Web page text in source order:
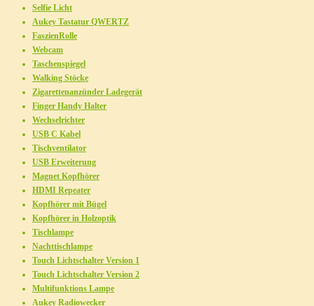
Selfie Licht
Aukey Tastatur QWERTZ
FaszienRolle
Webcam
Taschenspiegel
Walking Stöcke
Zigarettenanzünder Ladegerät
Finger Handy Halter
Wechselrichter
USB C Kabel
Tischventilator
USB Erweiterung
Magnet Kopfhörer
HDMI Repeater
Kopfhörer mit Bügel
Kopfhörer in Holzoptik
Tischlampe
Nachttischlampe
Touch Lichtschalter Version 1
Touch Lichtschalter Version 2
Multifunktions Lampe
Aukey Radiowecker